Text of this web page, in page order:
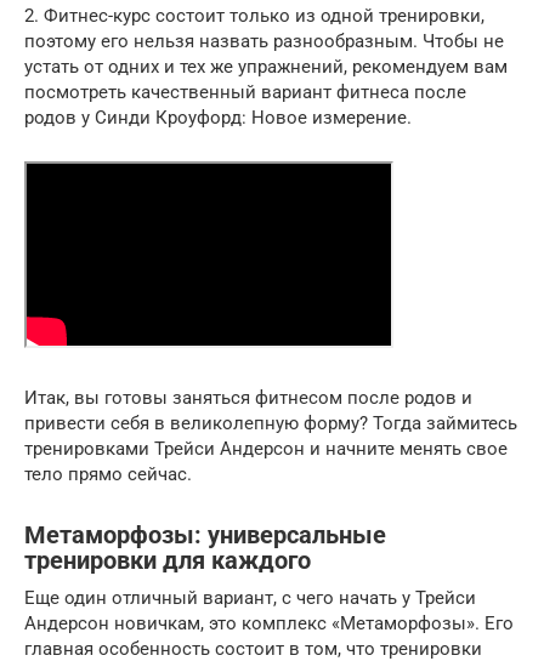
2. Фитнес-курс состоит только из одной тренировки,
поэтому его нельзя назвать разнообразным. Чтобы не
устать от одних и тех же упражнений, рекомендуем вам
посмотреть качественный вариант фитнеса после
родов у Синди Кроуфорд: Новое измерение.
Итак, вы готовы заняться фитнесом после родов и
привести себя в великолепную форму? Тогда займитесь
тренировками Трейси Андерсон и начните менять свое
тело прямо сейчас.
Метаморфозы: универсальные
тренировки для каждого
Еще один отличный вариант, с чего начать у Трейси
Андерсон новичкам, это комплекс «Метаморфозы». Его
главная особенность состоит в том, что тренировки